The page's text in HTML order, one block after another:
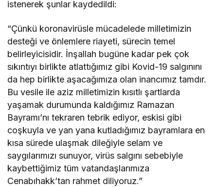
istenerek şunlar kaydedildi:
“Çünkü koronavirüsle mücadelede milletimizin
desteği ve önlemlere riayeti, sürecin temel
belirleyicisidir. İnşallah bugüne kadar pek çok
sıkıntıyı birlikte atlattığımız gibi Kovid-19 salgınını
da hep birlikte aşacağımıza olan inancımız tamdır.
Bu vesile ile aziz milletimizin kısıtlı şartlarda
yaşamak durumunda kaldığımız Ramazan
Bayramı’nı tekraren tebrik ediyor, eskisi gibi
coşkuyla ve yan yana kutladığımız bayramlara en
kısa sürede ulaşmak dileğiyle selam ve
saygılarımızı sunuyor, virüs salgını sebebiyle
kaybettiğimiz tüm vatandaşlarımıza
Cenabıhakk’tan rahmet diliyoruz.”